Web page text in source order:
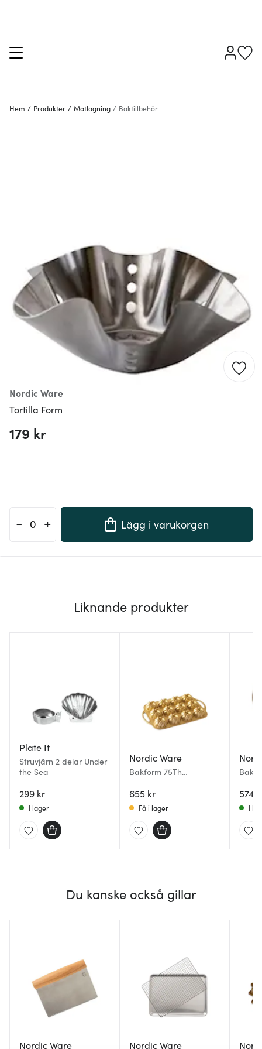
Hem / Produkter / Matlagning / Baktillbehör
Nordic Ware
Tortilla Form
179 kr
- + Lägg i varukorgen
Liknande produkter
Plate It
Struvjärn 2 delar Under
the Sea
299 kr
I lager
Nordic Ware
Bakform 75Th
Mini 85 cl
655 kr
Få i lager
574
I
Du kanske också gillar
Nordic Ware Nordic Ware